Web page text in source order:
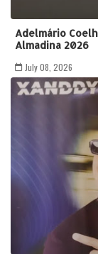
Adelmário
Almadina 2026
July 08, 2026